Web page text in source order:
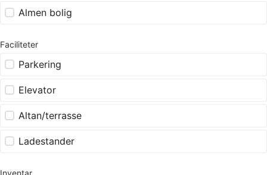
Almen bolig
Faciliteter
Parkering
Elevator
Altan/terrasse
Ladestander